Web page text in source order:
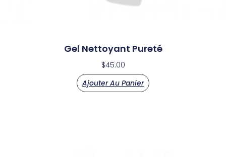
Gel Nettoyant Pureté
$45.00
Ajouter Au Panier